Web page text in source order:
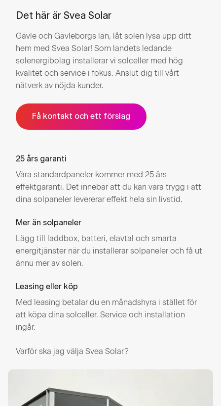
Det här är Svea Solar
Gävle och Gävleborgs län, låt solen lysa upp ditt
hem med Svea Solar! Som landets ledande
solenergibolag installerar vi solceller med hög
kvalitet och service i fokus. Anslut dig till vårt
nätverk av nöjda kunder.
Få kontakt och ett förslag
25 års garanti
Våra standardpaneler kommer med 25 års
effektgaranti. Det innebär att du kan vara trygg i att
dina solpaneler levererar effekt hela sin livstid.
Mer än solpaneler
Lägg till laddbox, batteri, elavtal och smarta
energitjänster när du installerar solpaneler och få ut
ännu mer av solen.
Leasing eller köp
Med leasing betalar du en månadshyra i stället för
att köpa dina solceller. Service och installation
ingår.
Varför ska jag välja Svea Solar?